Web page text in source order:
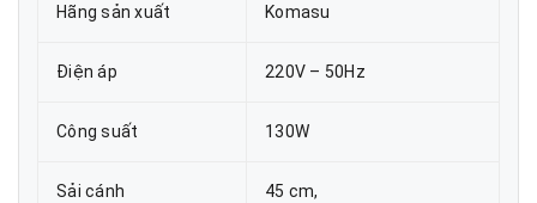
Hãng sản xuất Komasu
Điện áp 220V – 50Hz
Công suất 130W
Sải cánh 45 cm,